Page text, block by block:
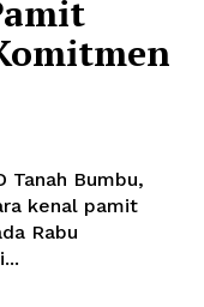
Tanah Bumbu,
kenal pamit
Rabu